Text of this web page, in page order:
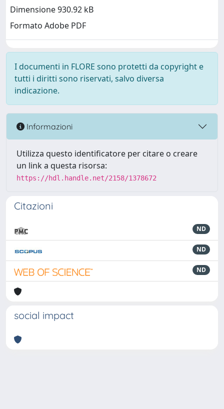
Dimensione 930.92 kB
Formato Adobe PDF
I documenti in FLORE sono protetti da copyright e
tutti i diritti sono riservati, salvo diversa
indicazione.
Informazioni
Utilizza questo identificatore per citare o creare
un link a questa risorsa:
https://hdl.handle.net/2158/1378672
Citazioni
ND
ND
ND
social impact